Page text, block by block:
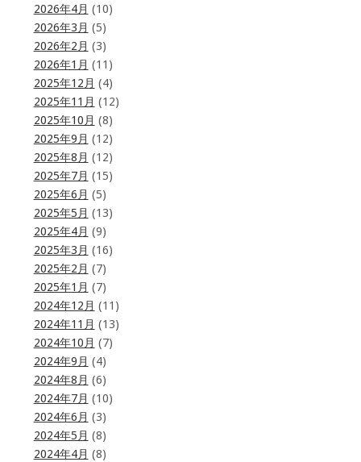
2026年4月 (10)
2026年3月 (5)
2026年2月 (3)
2026年1月 (11)
2025年12月 (4)
2025年11月 (12)
2025年10月 (8)
2025年9月 (12)
2025年8月 (12)
2025年7月 (15)
2025年6月 (5)
2025年5月 (13)
2025年4月 (9)
2025年3月 (16)
2025年2月 (7)
2025年1月 (7)
2024年12月 (11)
2024年11月 (13)
2024年10月 (7)
2024年9月 (4)
2024年8月 (6)
2024年7月 (10)
2024年6月 (3)
2024年5月 (8)
2024年4月 (8)